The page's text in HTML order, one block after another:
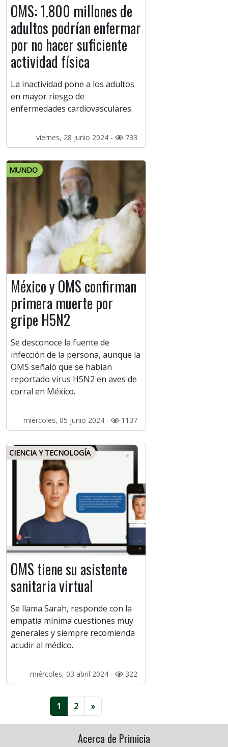
OMS: 1.800 millones de
adultos podrían enfermar
por no hacer suficiente
actividad física
La inactividad pone a los adultos
en mayor riesgo de
enfermedades cardiovasculares.
viernes, 28 junio 2024 - 733
MUNDO
México y OMS confirman
primera muerte por
gripe H5N2
Se desconoce la fuente de
infección de la persona, aunque la
OMS señaló que se habían
reportado virus H5N2 en aves de
corral en México.
miércoles, 05 junio 2024 - 1137
CIENCIA Y TECNOLOGÍA
OMS tiene su asistente
sanitaria virtual
Se llama Sarah, responde con la
empatía mínima cuestiones muy
generales y siempre recomienda
acudir al médico.
miércoles, 03 abril 2024 - 322
1 2 »
Acerca de Primicia